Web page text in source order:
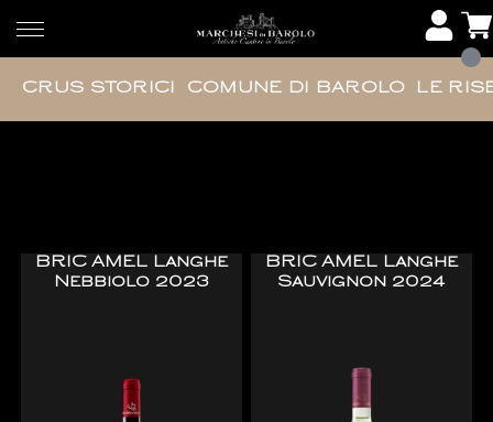
CRUS STORICI COMUNE DI BAROLO LE
BRIC AMEL Langhe
Nebbiolo 2023
BRIC AMEL Langhe
Sauvignon 2024